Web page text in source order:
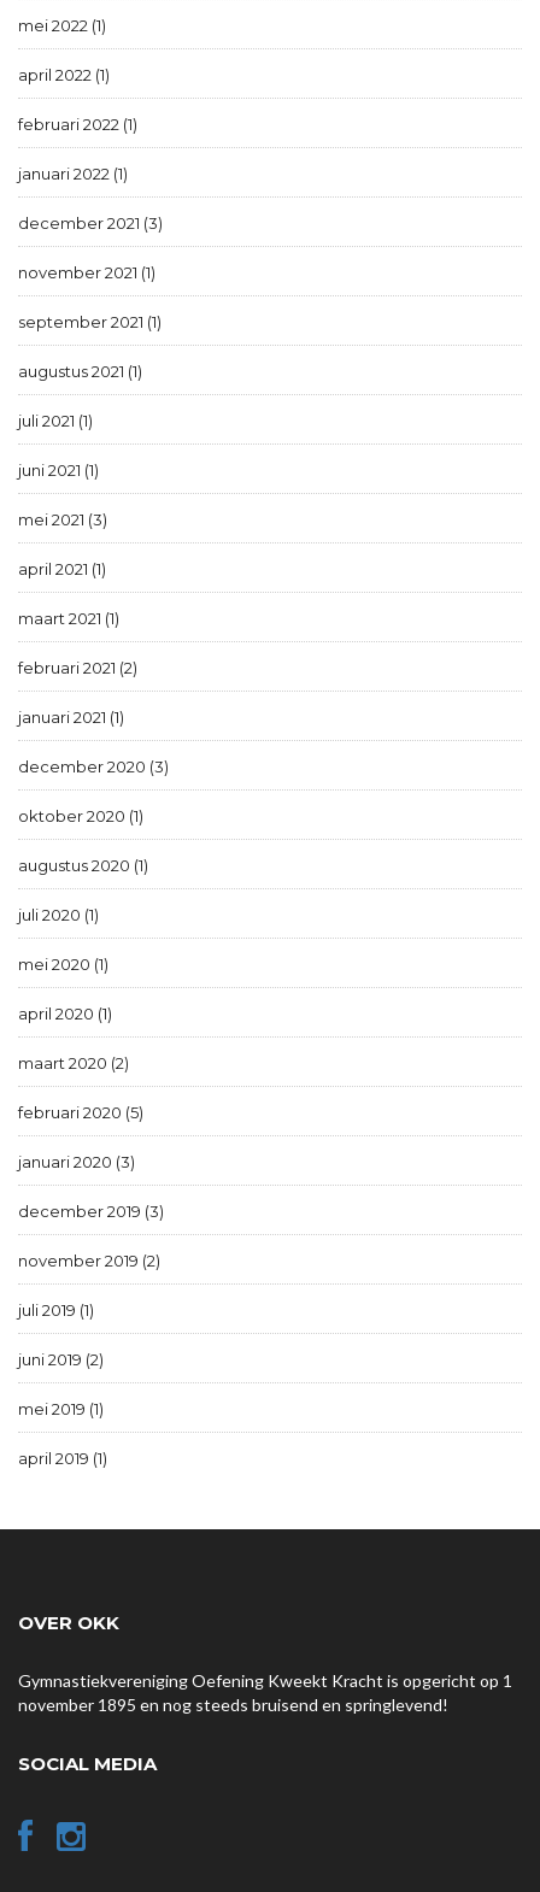
mei 2022 (1)
april 2022 (1)
februari 2022 (1)
januari 2022 (1)
december 2021 (3)
november 2021 (1)
september 2021 (1)
augustus 2021 (1)
juli 2021 (1)
juni 2021 (1)
mei 2021 (3)
april 2021 (1)
maart 2021 (1)
februari 2021 (2)
januari 2021 (1)
december 2020 (3)
oktober 2020 (1)
augustus 2020 (1)
juli 2020 (1)
mei 2020 (1)
april 2020 (1)
maart 2020 (2)
februari 2020 (5)
januari 2020 (3)
december 2019 (3)
november 2019 (2)
juli 2019 (1)
juni 2019 (2)
mei 2019 (1)
april 2019 (1)
OVER OKK
Gymnastiekvereniging Oefening Kweekt Kracht is opgericht op 1
november 1895 en nog steeds bruisend en springlevend!
SOCIAL MEDIA